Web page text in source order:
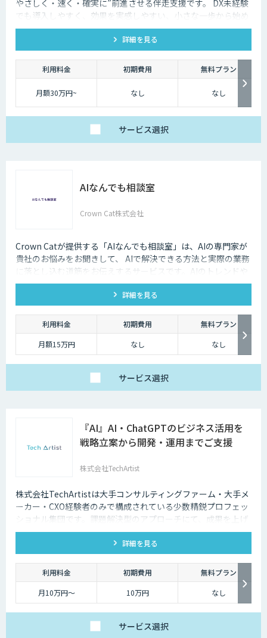
やさしく・速く・確実に”前進させる伴走支援です。 DX未経験
でも導入しやすく、効果を実感しやすい、小さな一歩から始め
るDX支援サービスです。 AI DX Partnerは、大手企業のDX支援
で培ったノウハウをベースに、 地方・中小企業のための“現実
的なDX”を設計・実装・運用まで一貫して支援いたします。 私
たちは、コンサル×開発×AIの力で、現場に寄り添った 『ちょ
うどいいDX』を実現します。
詳細を見る
利用料金 初期費用 無料プラン
月額30万円~ なし なし
サービス選択
AIなんでも相談室
Crown Cat株式会社
Crown Catが提供する「AIなんでも相談室」は、AIの専門家が
貴社のお悩みをお聞きして、 AIで解決できる方法と実際の業務
に落とし込む道筋をお伝えするサービスです。AIのトレンドや
最新の事例はもちろん、自社にあった活用を安価にクイックに
詳細を見る
利用料金 初期費用
無料プラン
月額15万円
なし なし
サービス選択
『AI』AI・ChatGPTのビジネス活用を
戦略立案から開発・運用までご支援
株式会社TechArtist
株式会社TechArtistは大手コンサルティングファーム・大手メ
ーカー・CXO経験者のみで構成されている少数精鋭プロフェッ
ショナル集団です。課題解決型のアプローチにて、成果を上げ
るソリューションを『高速』『高品質』『低予算』でご提供可
詳細を見る
利用料金 初期費用
無料プラン
月10万円〜
10万円 なし
サービス選択